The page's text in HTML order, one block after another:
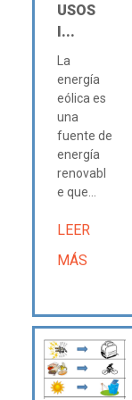
USOS
Ι...
La
energía
eólica es
una
fuente de
energía
renovabl
e que...
LEER
MÁS